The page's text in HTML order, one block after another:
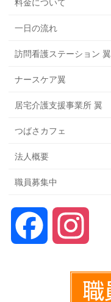
料金について
一日の流れ
訪問看護ステーション 翼
ナースケア翼
居宅介護支援事業所 翼
つばさカフェ
法人概要
職員募集中
Facebook